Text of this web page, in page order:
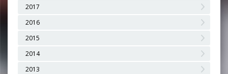
2017
2016
2015
2014
2013